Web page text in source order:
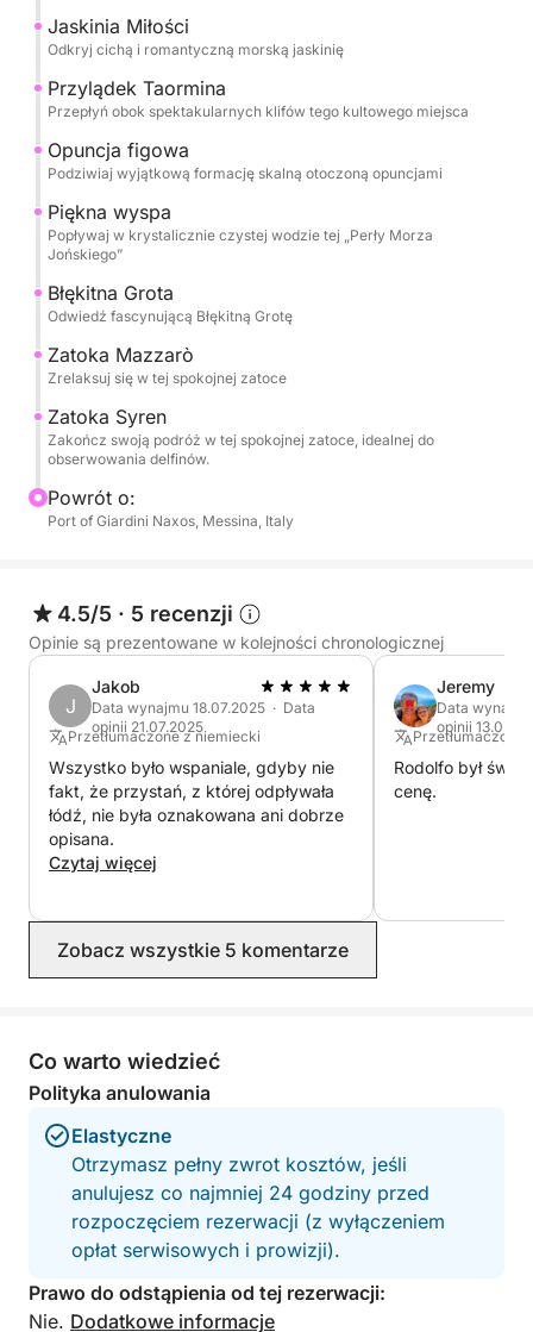
Wycieczka obejmuje:
- Grotta dell’Amore
-Scoglio del Ficodindia
- Izola Bella
-Grotta Azzurra
- Baia di Mazzarò
Opcjonalny przystanek restauracyjny – skosztuj
autentycznej kuchni sycylijskiej w nadmorskiej
restauracji (nie wliczone w cenę).
Zachęcamy do zabrania na pokład własnego
Jaskinia Miłości
Odkryj cichą i romantyczną morską jaskinię
Przylądek Taormina
Przepłyń obok spektakularnych klifów tego kultowego miejsca
Opuncja figowa
Podziwiaj wyjątkową formację skalną otoczoną opuncjami
Piękna wyspa
Popływaj w krystalicznie czystej wodzie tej „Perły Morza
Jońskiego”
Błękitna Grota
Odwiedź fascynującą Błękitną Grotę
Zatoka Mazzarò
Zrelaksuj się w tej spokojnej zatoce
Zatoka Syren
Zakończ swoją podróż w tej spokojnej zatoce, idealnej do
obserwowania delfinów.
Powrót o:
Port of Giardini Naxos, Messina, Italy
4.5/5 · 5 recenzji
Opinie są prezentowane w kolejności chronologicznej
J
Jakob
Data wynajmu 18.07.2025 · Data
opinii 21.07.2025
Przetłumaczone z niemiecki
Wszystko było wspaniale, gdyby nie
fakt, że przystań, z której odpływała
łódź, nie była oznakowana ani dobrze
opisana.
Czytaj więcej
Jeremy
Data
opinii
Przetłumaczone
Rodolfo był
cenę.
Zobacz wszystkie 5 komentarze
Co warto wiedzieć
Polityka anulowania
Elastyczne
Otrzymasz pełny zwrot kosztów, jeśli
anulujesz co najmniej 24 godziny przed
rozpoczęciem rezerwacji (z wyłączeniem
opłat serwisowych i prowizji).
Prawo do odstąpienia od tej rezerwacji:
Nie. Dodatkowe informacje